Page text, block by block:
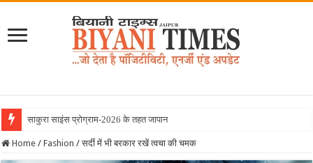
साकुरा साइंस प्रोग्राम-2026 के तहत जापान रवाना हुई
Home / Fashion / सर्दी में भी बरकार रखें त्वचा की चमक